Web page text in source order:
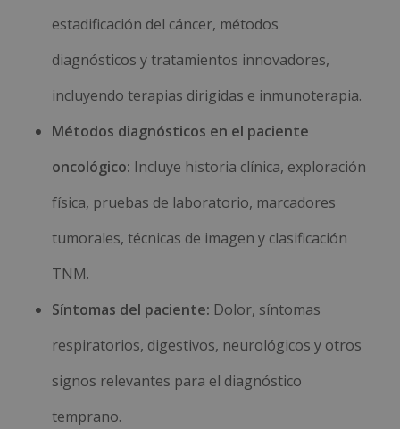
estadificación del cáncer, métodos
diagnósticos y tratamientos innovadores,
incluyendo terapias dirigidas e inmunoterapia.
Métodos diagnósticos en el paciente
oncológico: Incluye historia clínica, exploración
física, pruebas de laboratorio, marcadores
tumorales, técnicas de imagen y clasificación
TNM.
Síntomas del paciente: Dolor, síntomas
respiratorios, digestivos, neurológicos y otros
signos relevantes para el diagnóstico
temprano.